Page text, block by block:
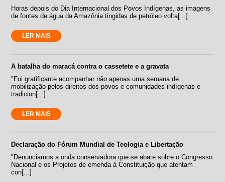
Horas depois do Dia Internacional dos Povos Indígenas, as imagens
de fontes de água da Amazônia tingidas de petróleo volta[...]
LER MAIS
A batalha do maracá contra o cassetete e a gravata
"Foi gratificante acompanhar não apenas uma semana de
mobilização pelos direitos dos povos e comunidades indígenas e
tradicion[...]
LER MAIS
Declaração do Fórum Mundial de Teologia e Libertação
"Denunciamos a onda conservadora que se abate sobre o Congresso
Nacional e os Projetos de emenda à Constituição que atentam
con[...]